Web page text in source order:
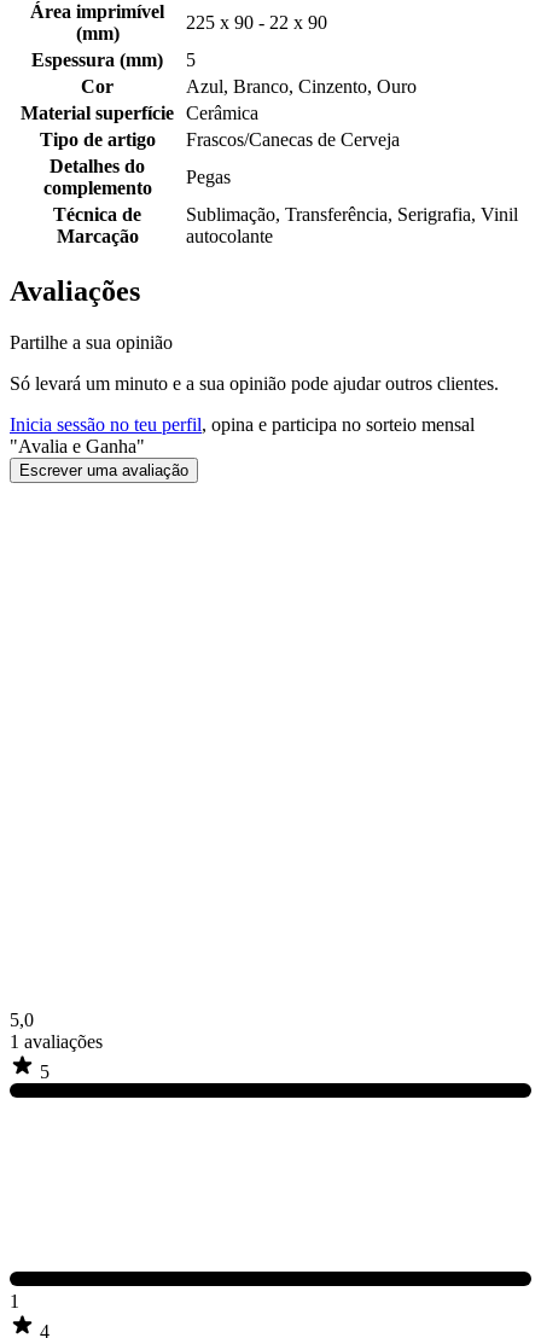
Área imprimível
(mm)
225 x 90 - 22 x 90
Espessura (mm)
5
Cor
Azul, Branco, Cinzento, Ouro
Material superfície Cerâmica
Tipo de artigo
Frascos/Canecas de Cerveja
Detalhes do
complemento
Pegas
Técnica de
Marcação
Sublimação, Transferência, Serigrafia, Vinil
autocolante
Avaliações
Partilhe a sua opinião
Só levará um minuto e a sua opinião pode ajudar outros clientes.
Inicia sessão no teu perfil, opina e participa no sorteio mensal
"Avalia e Ganha"
Escrever uma avaliação
5,0
1 avaliações
5
1
4